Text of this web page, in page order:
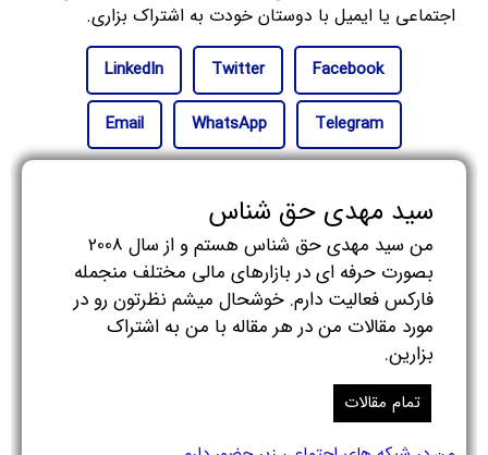
اجتماعی یا ایمیل با دوستان خودت به اشتراک بزاری.
Facebook
Twitter
LinkedIn
Telegram
WhatsApp
Email
سید مهدی حق شناس
من سید مهدی حق شناس هستم و از سال 2008
بصورت حرفه ای در بازارهای مالی مختلف منجمله
فارکس فعالیت دارم. خوشحال میشم نظرتون رو در
مورد مقالات من در هر مقاله با من به اشتراک
بزارین.
تمام مقالات